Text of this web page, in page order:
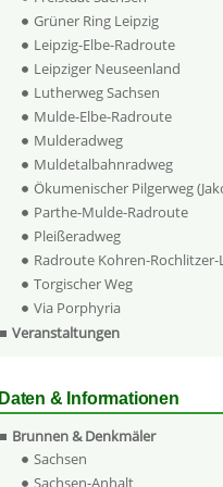
Grüner Ring Leipzig
Leipzig-Elbe-Radroute
Leipziger Neuseenland
Lutherweg Sachsen
Mulde-Elbe-Radroute
Mulderadweg
Muldetalbahnradweg
Ökumenischer Pilgerweg
Parthe-Mulde-Radroute
Pleißeradweg
Radroute Kohren-Rochlitzer-
Torgischer Weg
Via Porphyria
Veranstaltungen
Daten & Informationen
Brunnen & Denkmäler
Sachsen
Sachsen-Anhalt